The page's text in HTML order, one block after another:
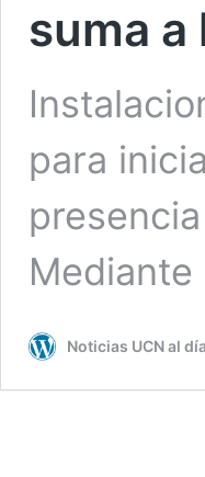
suma a
para
Noticias UCN al